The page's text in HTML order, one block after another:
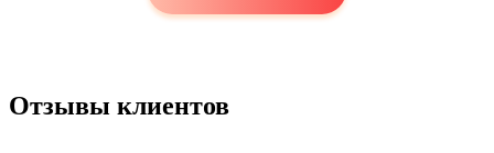
Отзывы клиентов